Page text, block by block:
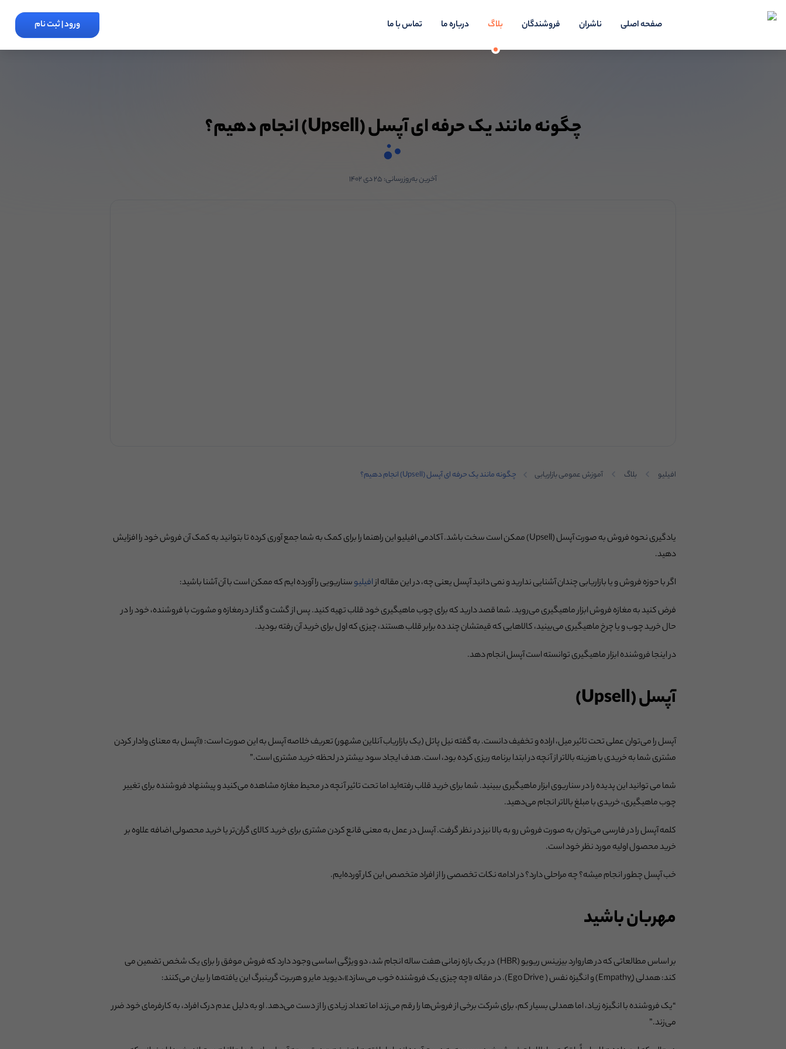
صفحه اصلی ناشران فروشندگان بلاگ درباره ما تماس با ما ورود | ثبت نام
چگونه مانند یک حرفه ای آپسل (Upsell) انجام دهیم؟
آخرین به‌روزرسانی:۲۵ دی ۱۴۰۲
افیلیو بلاگ آموزش عمومی بازاریابی چگونه مانند یک حرفه ای آپسل (Upsell) انجام دهیم؟
یادگیری نحوه فروش به صورت آپسل (Upsell) ممکن است سخت باشد. آکادمی افیلیو این راهنما را برای کمک به شما جمع آوری کرده تا بتوانید به کمک آن فروش خود را افزایش
دهید.
اگر با حوزه فروش و یا بازاریابی چندان آشنایی ندارید و نمی دانید آپسل یعنی چه، در این مقاله ازافیلیوسناریویی را آورده ایم که ممکن است با آن آشنا باشید:
فرض کنید به مغازه فروش ابزار ماهیگیری می‌روید. شما قصد دارید که برای چوب ماهیگیری خود قلاب تهیه کنید. پس از گشت و گذار درمغازه و مشورت با فروشنده، خود را در
حال خرید چوب و یا چرخ ماهیگیری می‌بینید، کالاهایی که قیمتشان چند ده برابر قلاب هستند، چیزی که اول برای خرید آن رفته بودید.
در اینجا فروشنده ابزار ماهیگیری توانسته است آپسل انجام دهد.
آپسل (Upsell)
آپسل را می‌توان عملی تحت تاثیر میل، اراده و تخفیف دانست. به گفته نیل پاتل (یک بازاریاب آنلاین مشهور) تعریف خلاصه آپسل به این صورت است: «آپسل به معنای وادار کردن
مشتری شما به خریدی با هزینه بالاتر از آنچه در ابتدا برنامه ریزی کرده بود، است. هدف ایجاد سود بیشتر در لحظه خرید مشتری است.”
شما می توانید این پدیده را در سناریوی ابزار ماهیگیری ببینید. شما برای خرید قلاب رفته‌اید اما تحت تاثیر آنچه در محیط مغازه مشاهده می‌کنید و پیشنهاد فروشنده برای تغییر
چوب ماهیگیری، خریدی با مبلغ بالاتر انجام می‌دهید.
کلمه آپسل را در فارسی می‌توان به صورت فروش رو به بالا نیز در نظر گرفت. آپسل در عمل به معنی قانع کردن مشتری برای خرید کالای گران‌تر یا خرید محصولی اضافه علاوه بر
خرید محصول اولیه مورد نظر خود است.
خب آپسل چطور انجام میشه؟ چه مراحلی دارد؟ در ادامه نکات تخصصی را از افراد متخصص این کار آورده‌ایم.
مهربان باشید
بر اساس مطالعاتی که در هاروارد بیزینس ریویو (HBR) در یک بازه زمانی هفت ساله انجام شد، دو ویژگی اساسی وجود دارد که فروش موفق را برای یک شخص تضمین می
کند: همدلی (ٍEmpathy) و انگیزه نفس ( Ego Drive). در مقاله «چه چیزی یک فروشنده خوب می‌سازد»،دیوید مایر و هربرت گرینبرگ این یافته‌ها را بیان می‌کنند:
“یک فروشنده با انگیزه زیاد، اما همدلی بسیار کم، برای شرکت برخی از فروش‌ها را رقم می‌زند اما تعداد زیادی را از دست می‌دهد. او به دلیل عدم درک افراد، به کارفرمای خود ضرر
می‌زند.”